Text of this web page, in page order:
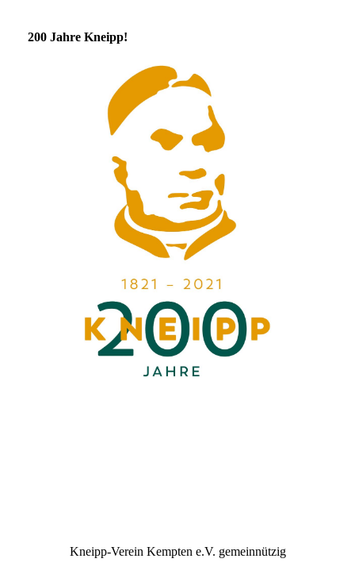
200 Jahre Kneipp!
Kneipp-Verein Kempten e.V. gemeinnützig